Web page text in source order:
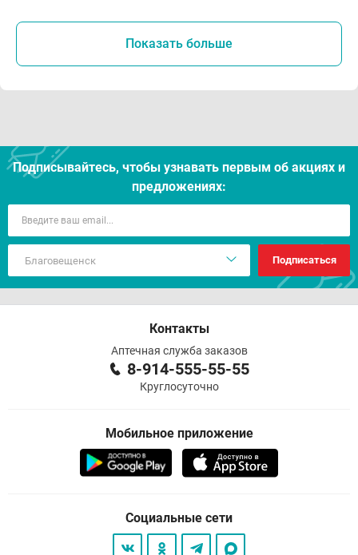
Показать больше
Подписывайтесь, чтобы узнавать первым об акцияx и
предложениях:
Подписаться
Контакты
Аптечная служба заказов
8-914-555-55-55
Круглосуточно
Мобильное приложение
Социальные сети